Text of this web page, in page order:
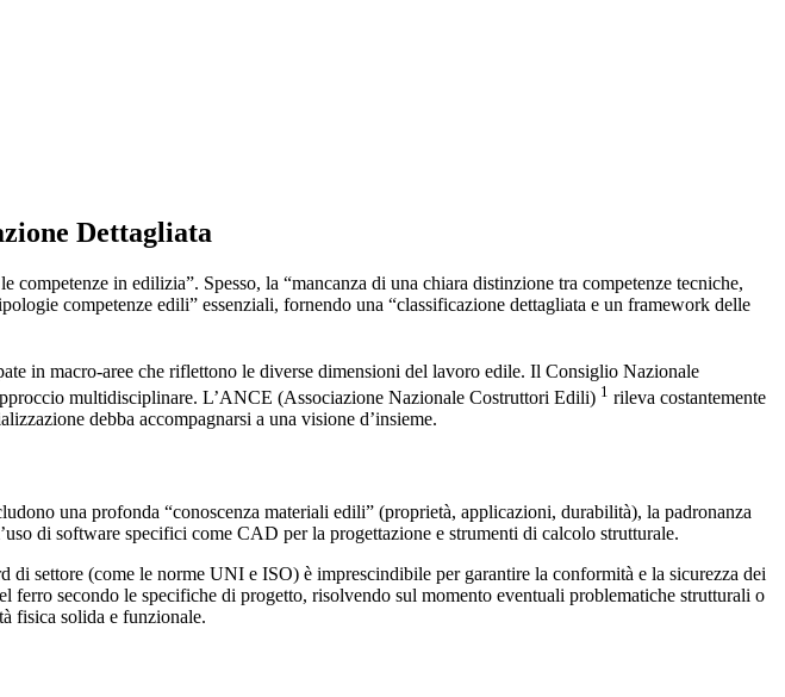
Dettagliata
in edilizia”. Spesso, la “mancanza di una chiara distinzione tra competenze tecniche,
competenze edili” essenziali, fornendo una “classificazione dettagliata e un framework delle
in macro-aree che riflettono le diverse dimensioni del lavoro edile. Il Consiglio Nazionale
multidisciplinare. L’ANCE (Associazione Nazionale Costruttori Edili) 1 rileva costantemente
debba accompagnarsi a una visione d’insieme.
una profonda “conoscenza materiali edili” (proprietà, applicazioni, durabilità), la padronanza
di software specifici come CAD per la progettazione e strumenti di calcolo strutturale.
settore (come le norme UNI e ISO) è imprescindibile per garantire la conformità e la sicurezza dei
ferro secondo le specifiche di progetto, risolvendo sul momento eventuali problematiche strutturali o
fisica solida e funzionale.